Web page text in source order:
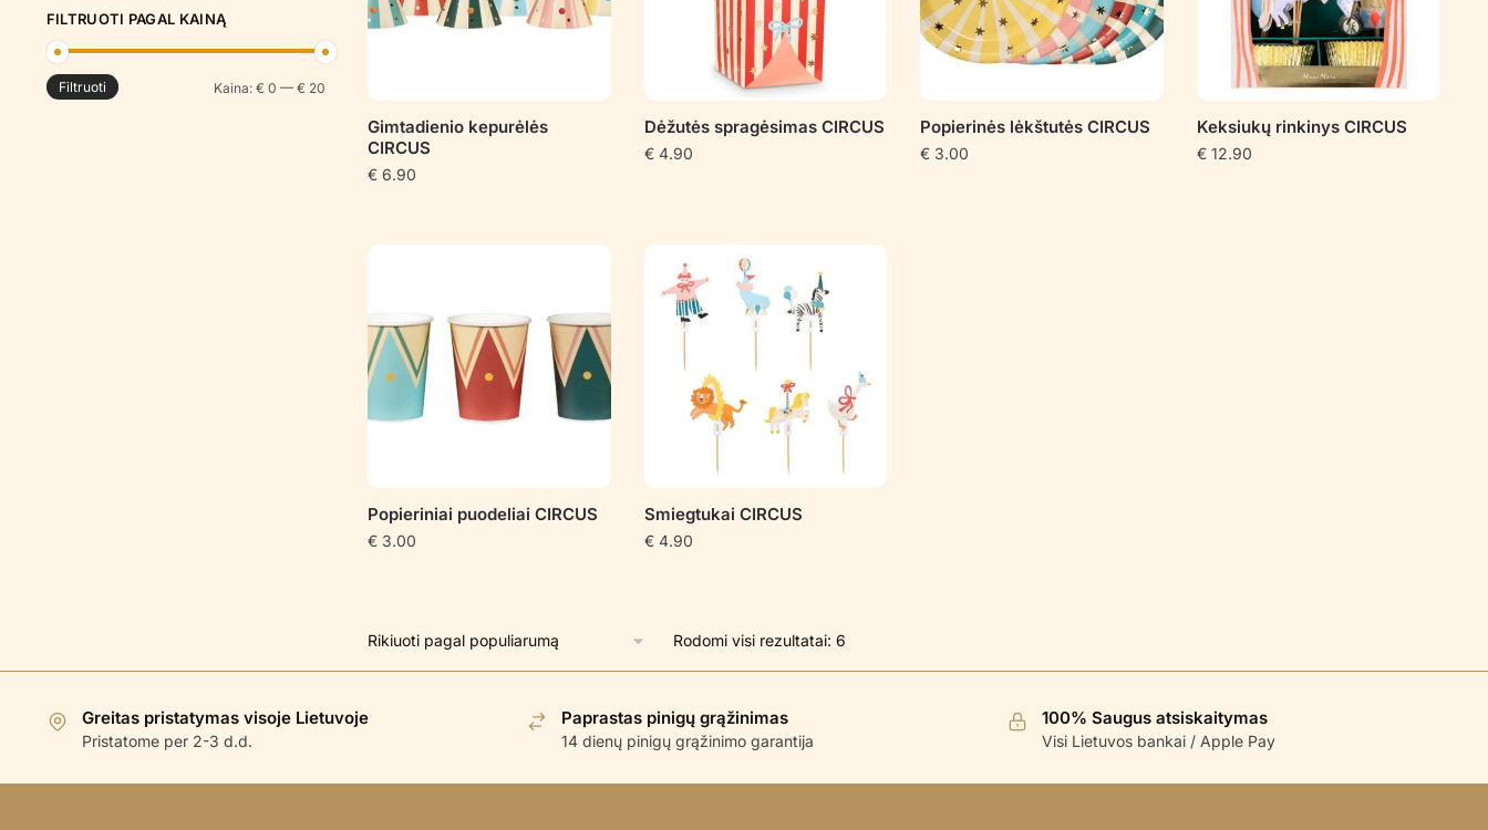
Gimtadienio kepurėlės
CIRCUS
€6.90
Dėžutės spragėsimas CIRCUS
€4.90
Popierinės lėkštutės CIRCUS
€ 3.00
Keksiukų rinkinys CIRCUS
€ 12.90
Popieriniai puodeliai CIRCUS
€3.00
Smiegtukai CIRCUS
€4.90
Rodomi visi rezultatai: 6Rūšiuojama
FILTRUOTI PAGAL KAINĄ
Min
Maks
Filtruoti Kaina: € 0 — € 20
Greitas pristatymas visoje Lietuvoje
Pristatome per 2-3 d.d.
Paprastas pinigų grąžinimas
14 dienų pinigų grąžinimo garantija
100% Saugus atsiskaitymas
Visi Lietuvos bankai / Apple Pay